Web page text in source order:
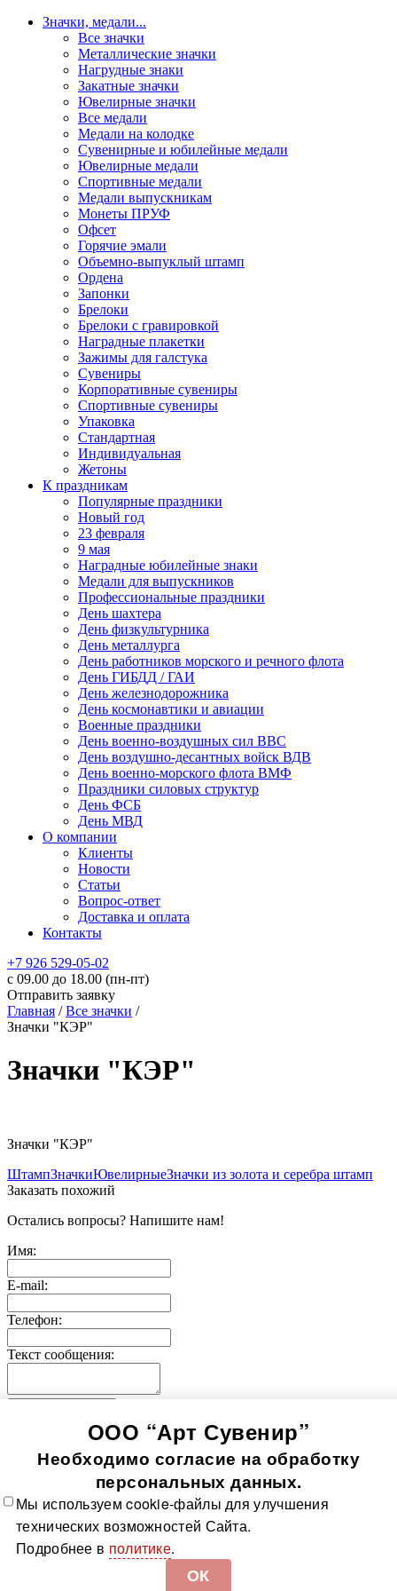
Значки, медали...
Все значки
Металлические значки
Нагрудные знаки
Закатные значки
Ювелирные значки
Все медали
Медали на колодке
Сувенирные и юбилейные медали
Ювелирные медали
Спортивные медали
Медали выпускникам
Монеты ПРУФ
Офсет
Горячие эмали
Объемно-выпуклый штамп
Ордена
Запонки
Брелоки
Брелоки с гравировкой
Наградные плакетки
Зажимы для галстука
Сувениры
Корпоративные сувениры
Спортивные сувениры
Упаковка
Стандартная
Индивидуальная
Жетоны
К праздникам
Популярные праздники
Новый год
23 февраля
9 мая
Наградные юбилейные знаки
Медали для выпускников
Профессиональные праздники
День шахтера
День физкультурника
День металлурга
День работников морского и речного флота
День ГИБДД / ГАИ
День железнодорожника
День космонавтики и авиации
Военные праздники
День военно-воздушных сил ВВС
День воздушно-десантных войск ВДВ
День военно-морского флота ВМФ
Праздники силовых структур
День ФСБ
День МВД
О компании
Клиенты
Новости
Статьи
Вопрос-ответ
Доставка и оплата
Контакты
+7 926 529-05-02
c 09.00 до 18.00 (пн-пт)
Отправить заявку
Главная /Все значки /
Значки "КЭР"
Значки "КЭР"
Значки "КЭР"
ШтампЗначкиЮвелирныеЗначки из золота и серебра штамп
Заказать похожий
Остались вопросы? Напишите нам!
Имя:
E-mail:
Телефон:
Текст сообщения:
Значки-медали
Использование информации, содержащейся на сайте, в том
числе фото продукции, без согласия правообладателя, влечет
возникновение ответственности согласно ст. 1250-1252 ГК
РФ, ст. 7.12 КоАП РФ и ст. 146, 147 УК РФ
Все значки Все медали О компании Контакты
изготовления Политика в отношении обработки
персональных данных Доставка и оплата
ООО “Арт Сувенир”
Необходимо согласие на обработку
персональных данных.
Мы используем cookie-файлы для улучшения
технических возможностей Сайта.
Подробнее в политике.
ОК